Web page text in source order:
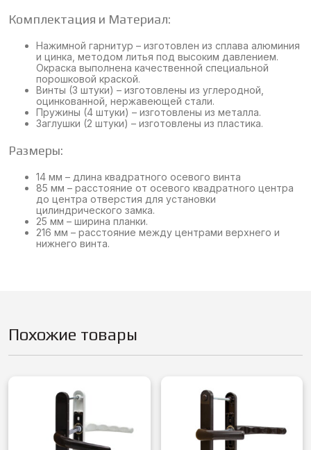
Комплектация и Материал:
Нажимной гарнитур – изготовлен из сплава алюминия
и цинка, методом литья под высоким давлением.
Окраска выполнена качественной специальной
порошковой краской.
Винты (3 штуки) – изготовлены из углеродной,
оцинкованной, нержавеющей стали.
Пружины (4 штуки) – изготовлены из металла.
Заглушки (2 штуки) – изготовлены из пластика.
Размеры:
14 мм – длина квадратного осевого винта
85 мм – расстояние от осевого квадратного центра
до центра отверстия для установки
цилиндрического замка.
25 мм – ширина планки.
216 мм – расстояние между центрами верхнего и
нижнего винта.
Похожие товары